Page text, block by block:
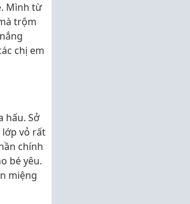
Mình từ
trộm
chị em
hấu. Sở
vỏ rất
chính
bé yêu.
miệng